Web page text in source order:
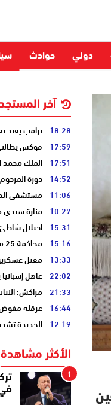
دولي حوادث
آخر
18:28 ترامب يفند
17:59 فوكس يطالب
17:51 الملك محمد
14:52 دورة
11:06 مستشفى
10:27 منارة سيدي
15:31 احتلال
15:16 محاكمة 25 متهما في قضية الهجرة إلى سبتة
13:33 مقتل
22:02 عاهل
21:33 مراكش:
16:44 عرقلة مفوض
12:19 الجديدة
الأكثر مشاهدة
1